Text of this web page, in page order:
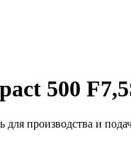
500
производства и